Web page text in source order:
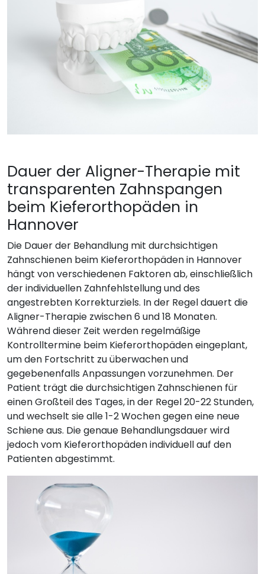
Dauer der Aligner-Therapie mit
transparenten Zahnspangen
beim Kieferorthopäden in
Hannover
Die Dauer der Behandlung mit durchsichtigen
Zahnschienen beim Kieferorthopäden in Hannover
hängt von verschiedenen Faktoren ab, einschließlich
der individuellen Zahnfehlstellung und des
angestrebten Korrekturziels. In der Regel dauert die
Aligner-Therapie zwischen 6 und 18 Monaten.
Während dieser Zeit werden regelmäßige
Kontrolltermine beim Kieferorthopäden eingeplant,
um den Fortschritt zu überwachen und
gegebenenfalls Anpassungen vorzunehmen. Der
Patient trägt die durchsichtigen Zahnschienen für
einen Großteil des Tages, in der Regel 20-22 Stunden,
und wechselt sie alle 1-2 Wochen gegen eine neue
Schiene aus. Die genaue Behandlungsdauer wird
jedoch vom Kieferorthopäden individuell auf den
Patienten abgestimmt.